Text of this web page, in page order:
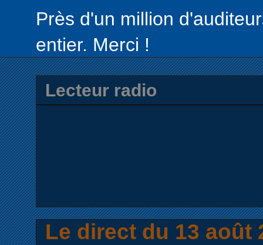
Près d'un million
entier. Merci !
Lecteur radio
Le direct du 13 août